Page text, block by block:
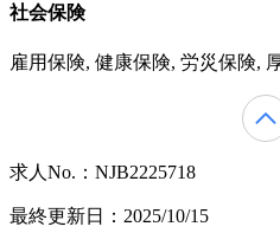
社会保険
雇用保険, 健康保険, 労災保険,
求人No.：NJB2225718
最終更新日：2025/10/15